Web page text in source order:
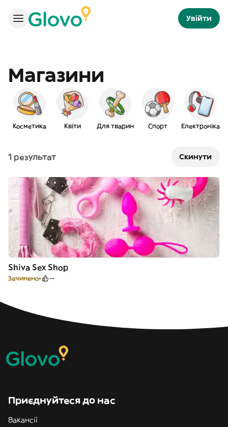
Увійти
Магазини
Косметика Квіти Для тварин Спорт Електроніка
1 результат Скинути
Shiva Sex Shop
Зачинено --
Приєднуйтеся до нас
Вакансії